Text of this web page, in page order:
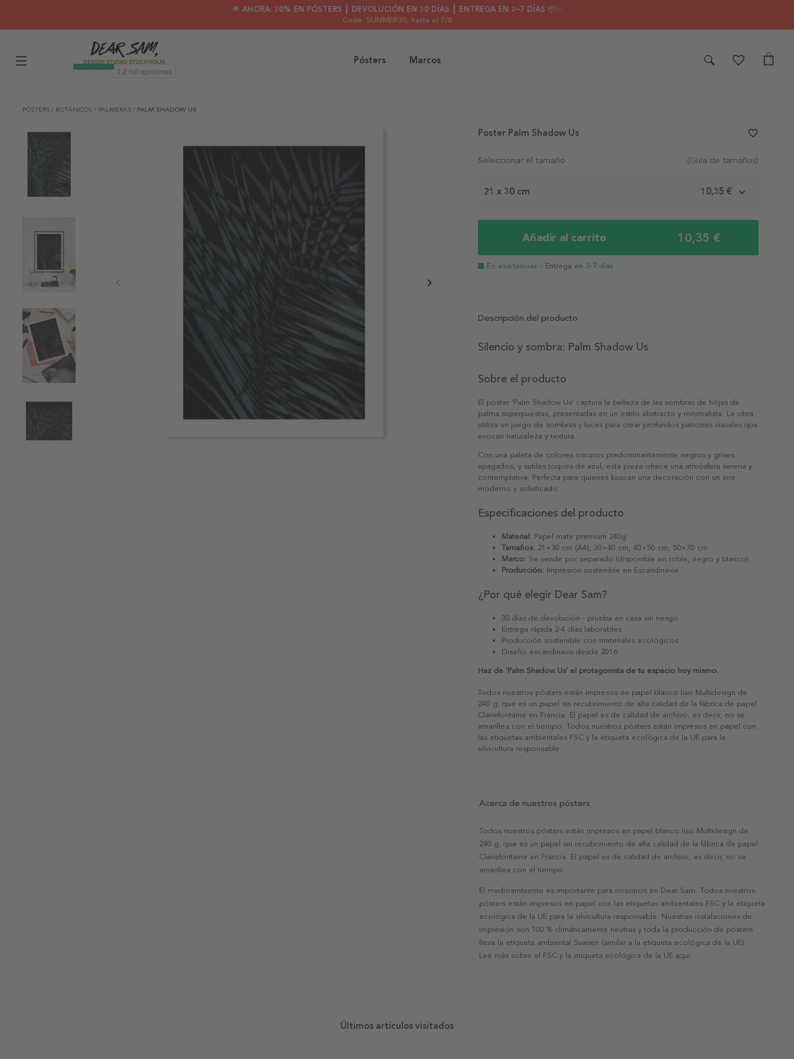
🌟 AHORA: 30% EN PÓSTERS ┃ DEVOLUCIÓN EN 30 DÍAS ┃ ENTREGA EN 2–7 DÍAS 📦✨
Code: SUMMER30, hasta el 7/8
Pósters Marcos
PÓSTERS / BOTÁNICOS / PALMERAS / PALM SHADOW US
Seleccionar el tamaño (Guía de tamaños)
21 x 30 cm 10,35 €
Añadir al carrito 10,35 €
En existencias - Entrega en 3-7 días
Poster Palm Shadow Us favorite_border
Descripción del producto
Silencio y sombra: Palm Shadow Us
Sobre el producto
El póster 'Palm Shadow Us' captura la belleza de las sombras de hojas de
palma superpuestas, presentadas en un estilo abstracto y minimalista. La obra
utiliza un juego de sombras y luces para crear profundos patrones visuales que
evocan naturaleza y textura.
Con una paleta de colores oscuros predominantemente negros y grises
apagados, y sutiles toques de azul, esta pieza ofrece una atmósfera serena y
contemplativa. Perfecta para quienes buscan una decoración con un aire
moderno y sofisticado.
Especificaciones del producto
Material: Papel mate premium 240g
Tamaños: 21×30 cm (A4), 30×40 cm, 40×50 cm, 50×70 cm
Marco: Se vende por separado (disponible en roble, negro y blanco)
Producción: Impresión sostenible en Escandinavia
¿Por qué elegir Dear Sam?
30 días de devolución - prueba en casa sin riesgo
Entrega rápida 2-4 días laborables
Producción sostenible con materiales ecológicos
Diseño escandinavo desde 2016
Haz de 'Palm Shadow Us' el protagonista de tu espacio hoy mismo.
Todos nuestros pósters están impresos en papel blanco liso Multidesign de
240 g, que es un papel sin recubrimiento de alta calidad de la fábrica de papel
Clairefontaine en Francia. El papel es de calidad de archivo, es decir, no se
amarillea con el tiempo. Todos nuestros pósters están impresos en papel con
las etiquetas ambientales FSC y la etiqueta ecológica de la UE para la
silvicultura responsable.
Acerca de nuestros pósters
Todos nuestros pósters están impresos en papel blanco liso Multidesign de
240 g, que es un papel sin recubrimiento de alta calidad de la fábrica de papel
Clairefontaine en Francia. El papel es de calidad de archivo, es decir, no se
amarillea con el tiempo.
El medioambiente es importante para nosotros en Dear Sam. Todos nuestros
pósters están impresos en papel con las etiquetas ambientales FSC y la etiqueta
ecológica de la UE para la silvicultura responsable. Nuestras instalaciones de
impresión son 100 % climáticamente neutras y toda la producción de pósters
lleva la etiqueta ambiental Svanen (similar a la etiqueta ecológica de la UE).
Lee más sobre el FSC y la etiqueta ecológica de la UE aquí.
Últimos artículos visitados